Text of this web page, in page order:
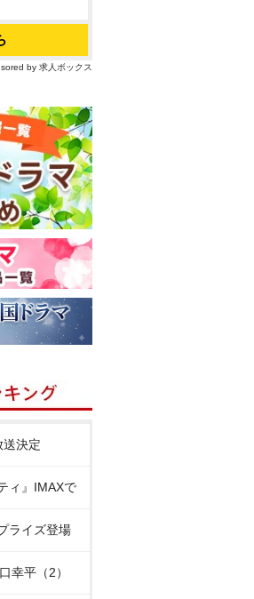
by 求人ボックス
送決定
ィ』IMAXで
ライズ登場
幸平（2）